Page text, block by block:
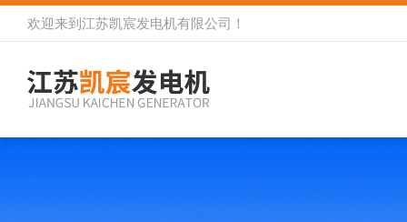
欢迎来到 江苏凯宸发电机有限公司 ！